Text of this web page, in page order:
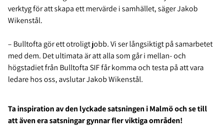
verktyg för att skapa ett mervärde i samhället, säger Jakob
Wikenstål.
– Bulltofta gör ett otroligt jobb. Vi ser långsiktigt på samarbetet
med dem. Det ultimata är att alla som går i mellan- och
högstadiet från Bulltofta SIF får komma och testa på att vara
ledare hos oss, avslutar Jakob Wikenstål.
Ta inspiration av den lyckade satsningen i Malmö och se till
att även era satsningar gynnar fler viktiga områden!